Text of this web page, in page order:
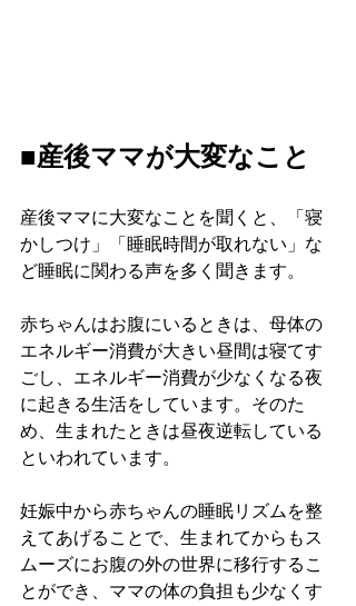
■産後ママが大変なこと
産後ママに大変なことを聞くと、「寝
かしつけ」「睡眠時間が取れない」な
ど睡眠に関わる声を多く聞きます。
赤ちゃんはお腹にいるときは、母体の
エネルギー消費が大きい昼間は寝てす
ごし、エネルギー消費が少なくなる夜
に起きる生活をしています。そのた
め、生まれたときは昼夜逆転している
といわれています。
妊娠中から赤ちゃんの睡眠リズムを整
えてあげることで、生まれてからもス
ムーズにお腹の外の世界に移行するこ
とができ、ママの体の負担も少なくす